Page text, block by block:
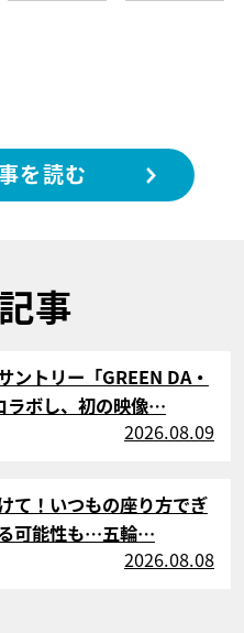
を読む
事
ントリー「GREEN DA・
ラボし、初の映像…
2026.08.09
て！いつもの座り方でぎ
可能性も…五輪…
2026.08.08